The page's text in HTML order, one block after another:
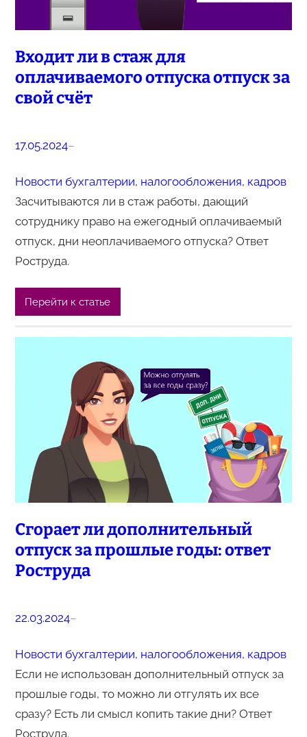
Входит ли в стаж для
оплачиваемого отпуска отпуск за
свой счёт
17.05.2024–
Новости бухгалтерии, налогообложения, кадров
Засчитываются ли в стаж работы, дающий
сотруднику право на ежегодный оплачиваемый
отпуск, дни неоплачиваемого отпуска? Ответ
Роструда.
Перейти к статье
Сгорает ли дополнительный
отпуск за прошлые годы: ответ
Роструда
22.03.2024–
Новости бухгалтерии, налогообложения, кадров
Если не использован дополнительный отпуск за
прошлые годы, то можно ли отгулять их все
сразу? Есть ли смысл копить такие дни? Ответ
Роструда.